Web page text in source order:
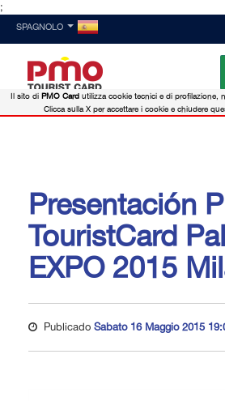
;
SPAGNOLO
Presentación
TouristCard
EXPO 2015
Publicado Sabato 16 Maggio 2015
Il sito di PMO Card utilizza cookie tecnici e di profilazione,
Clicca sulla X per accettare i cookie e chiudere